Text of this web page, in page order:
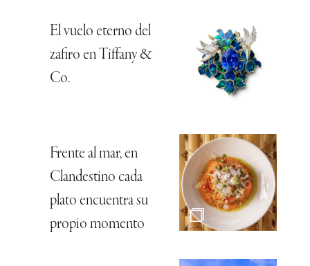
El vuelo eterno del
zafiro en Tiffany &
Co.
Frente al mar, en
Clandestino cada
plato encuentra su
propio momento